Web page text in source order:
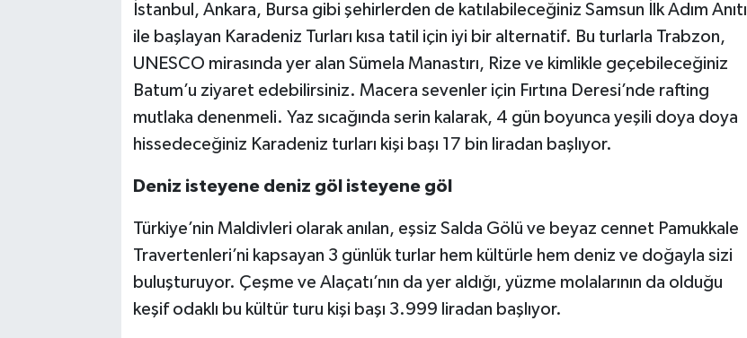
İstanbul, Ankara, Bursa gibi şehirlerden de katılabileceğiniz Samsun İlk Adım Anıtı
ile başlayan Karadeniz Turları kısa tatil için iyi bir alternatif. Bu turlarla Trabzon,
UNESCO mirasında yer alan Sümela Manastırı, Rize ve kimlikle geçebileceğiniz
Batum’u ziyaret edebilirsiniz. Macera sevenler için Fırtına Deresi’nde rafting
mutlaka denenmeli. Yaz sıcağında serin kalarak, 4 gün boyunca yeşili doya doya
hissedeceğiniz Karadeniz turları kişi başı 17 bin liradan başlıyor.
Deniz isteyene deniz göl isteyene göl
Türkiye’nin Maldivleri olarak anılan, eşsiz Salda Gölü ve beyaz cennet Pamukkale
Travertenleri’ni kapsayan 3 günlük turlar hem kültürle hem deniz ve doğayla sizi
buluşturuyor. Çeşme ve Alaçatı’nın da yer aldığı, yüzme molalarının da olduğu
keşif odaklı bu kültür turu kişi başı 3.999 liradan başlıyor.